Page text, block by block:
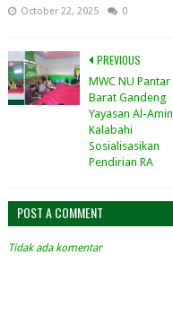
October 22, 2025 0
PREVIOUS
MWC NU Pantar
Barat Gandeng
Yayasan Al-Amin
Kalabahi
Sosialisasikan
Pendirian RA
POST A COMMENT
Tidak ada komentar